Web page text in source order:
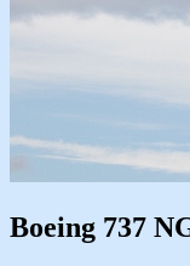
Boeing 737